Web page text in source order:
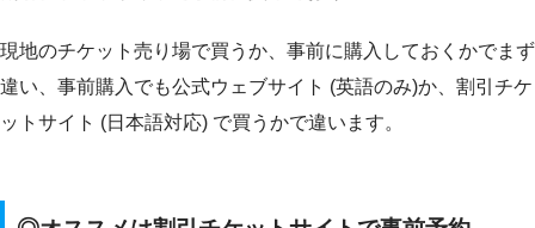
現地のチケット売り場で買うか、事前に購入しておくかでまず
違い、事前購入でも公式ウェブサイト (英語のみ)か、割引チケ
ットサイト (日本語対応) で買うかで違います。